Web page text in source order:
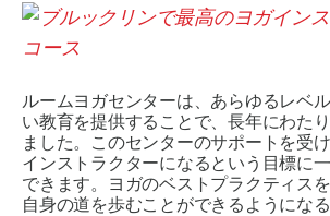
ルームヨガセンターは、あらゆるレベ
い教育を提供することで、長年にわた
ました。このセンターのサポートを受
インストラクターになるという目標に
できます。ヨガのベストプラクティス
自身の道を歩むことができるようにな